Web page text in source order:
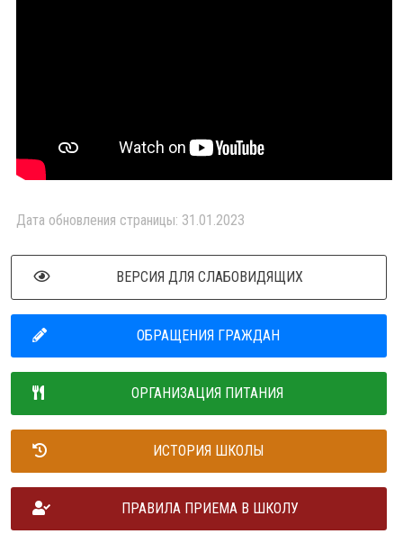
Дата обновления страницы: 31.01.2023
ВЕРСИЯ ДЛЯ СЛАБОВИДЯЩИХ
ОБРАЩЕНИЯ ГРАЖДАН
ОРГАНИЗАЦИЯ ПИТАНИЯ
ИСТОРИЯ ШКОЛЫ
ПРАВИЛА ПРИЕМА В ШКОЛУ